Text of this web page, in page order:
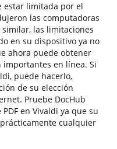
estar limitada por el
las computadoras
las limitaciones
en su dispositivo ya no
ahora puede obtener
en línea. Si
puede hacerlo,
de su elección
Pruebe DocHub
en Vivaldi ya que su
cualquier